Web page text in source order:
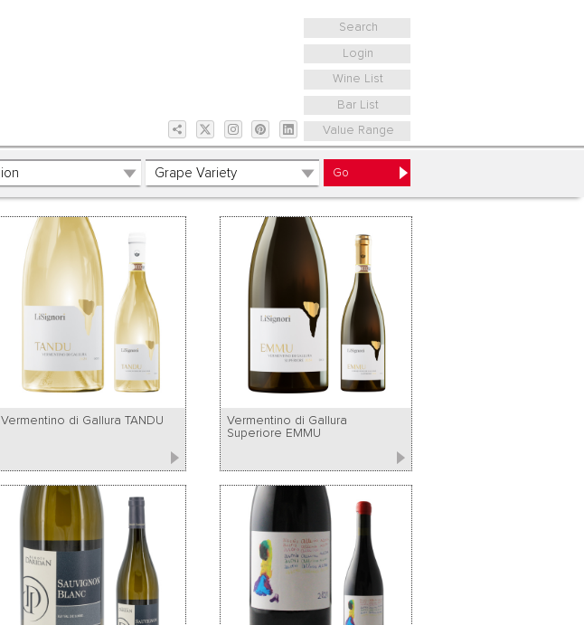
Search
Login
Wine List
Bar List
Value Range
Vermentino di Gallura TANDU
Vermentino di Gallura
Superiore EMMU